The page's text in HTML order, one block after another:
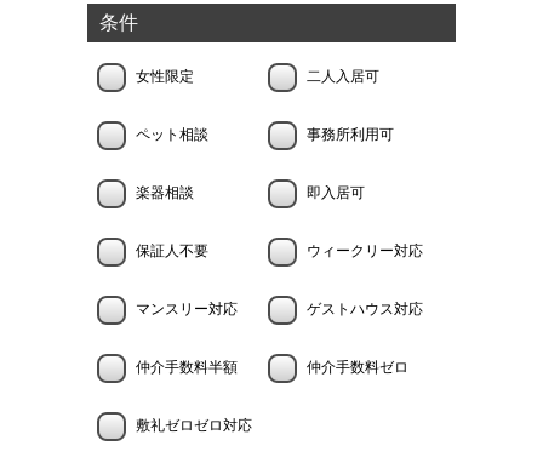
条件
女性限定 二人入居可
ペット相談 事務所利用可
楽器相談 即入居可
保証人不要 ウィークリー対応
マンスリー対応 ゲストハウス対応
仲介手数料半額 仲介手数料ゼロ
敷礼ゼロゼロ対応